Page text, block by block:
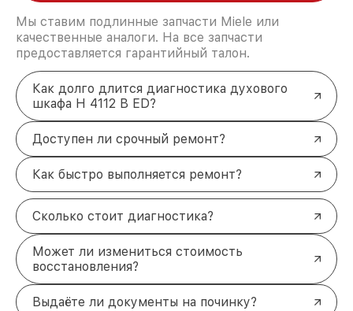
Мы ставим подлинные запчасти Miele или
качественные аналоги. На все запчасти
предоставляется гарантийный талон.
Как долго длится диагностика духового
шкафа H 4112 B ED?
Доступен ли срочный ремонт?
Как быстро выполняется ремонт?
Сколько стоит диагностика?
Может ли измениться стоимость
восстановления?
Выдаёте ли документы на починку?